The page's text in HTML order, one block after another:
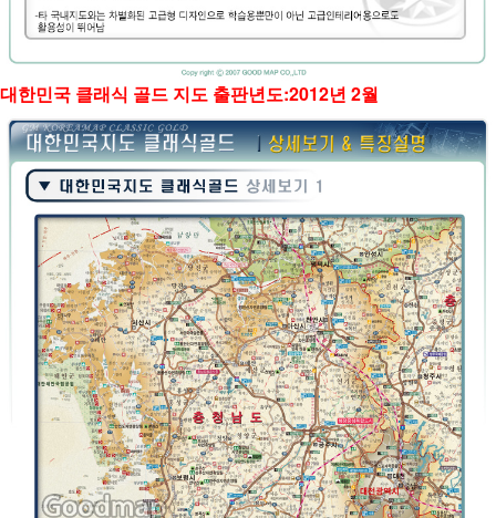
대한민국 클래식 골드 지도 출판년도:2012년 2월